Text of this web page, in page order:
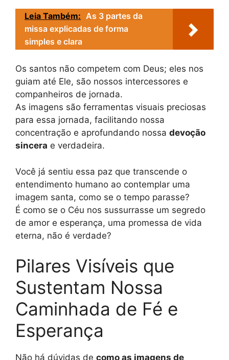
Leia Também: As 3 partes da
missa explicadas de forma
simples e clara
Os santos não competem com Deus; eles nos
guiam até Ele, são nossos intercessores e
companheiros de jornada.
As imagens são ferramentas visuais preciosas
para essa jornada, facilitando nossa
concentração e aprofundando nossa devoção
sincera e verdadeira.
Você já sentiu essa paz que transcende o
entendimento humano ao contemplar uma
imagem santa, como se o tempo parasse?
É como se o Céu nos sussurrasse um segredo
de amor e esperança, uma promessa de vida
eterna, não é verdade?
Pilares Visíveis que
Sustentam Nossa
Caminhada de Fé e
Esperança
Não há dúvidas de como as imagens de